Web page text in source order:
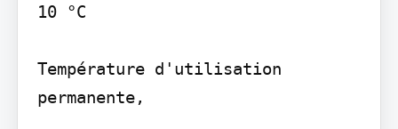
10 °C
Température d'utilisation
permanente,